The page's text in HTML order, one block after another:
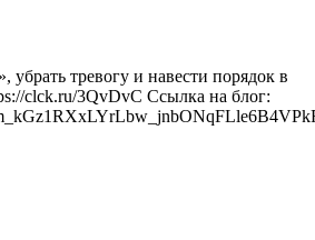
убрать тревогу и навести порядок в
clck.ru/3QvDvC Ссылка на блог: